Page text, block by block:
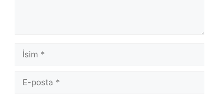
İsim
posta